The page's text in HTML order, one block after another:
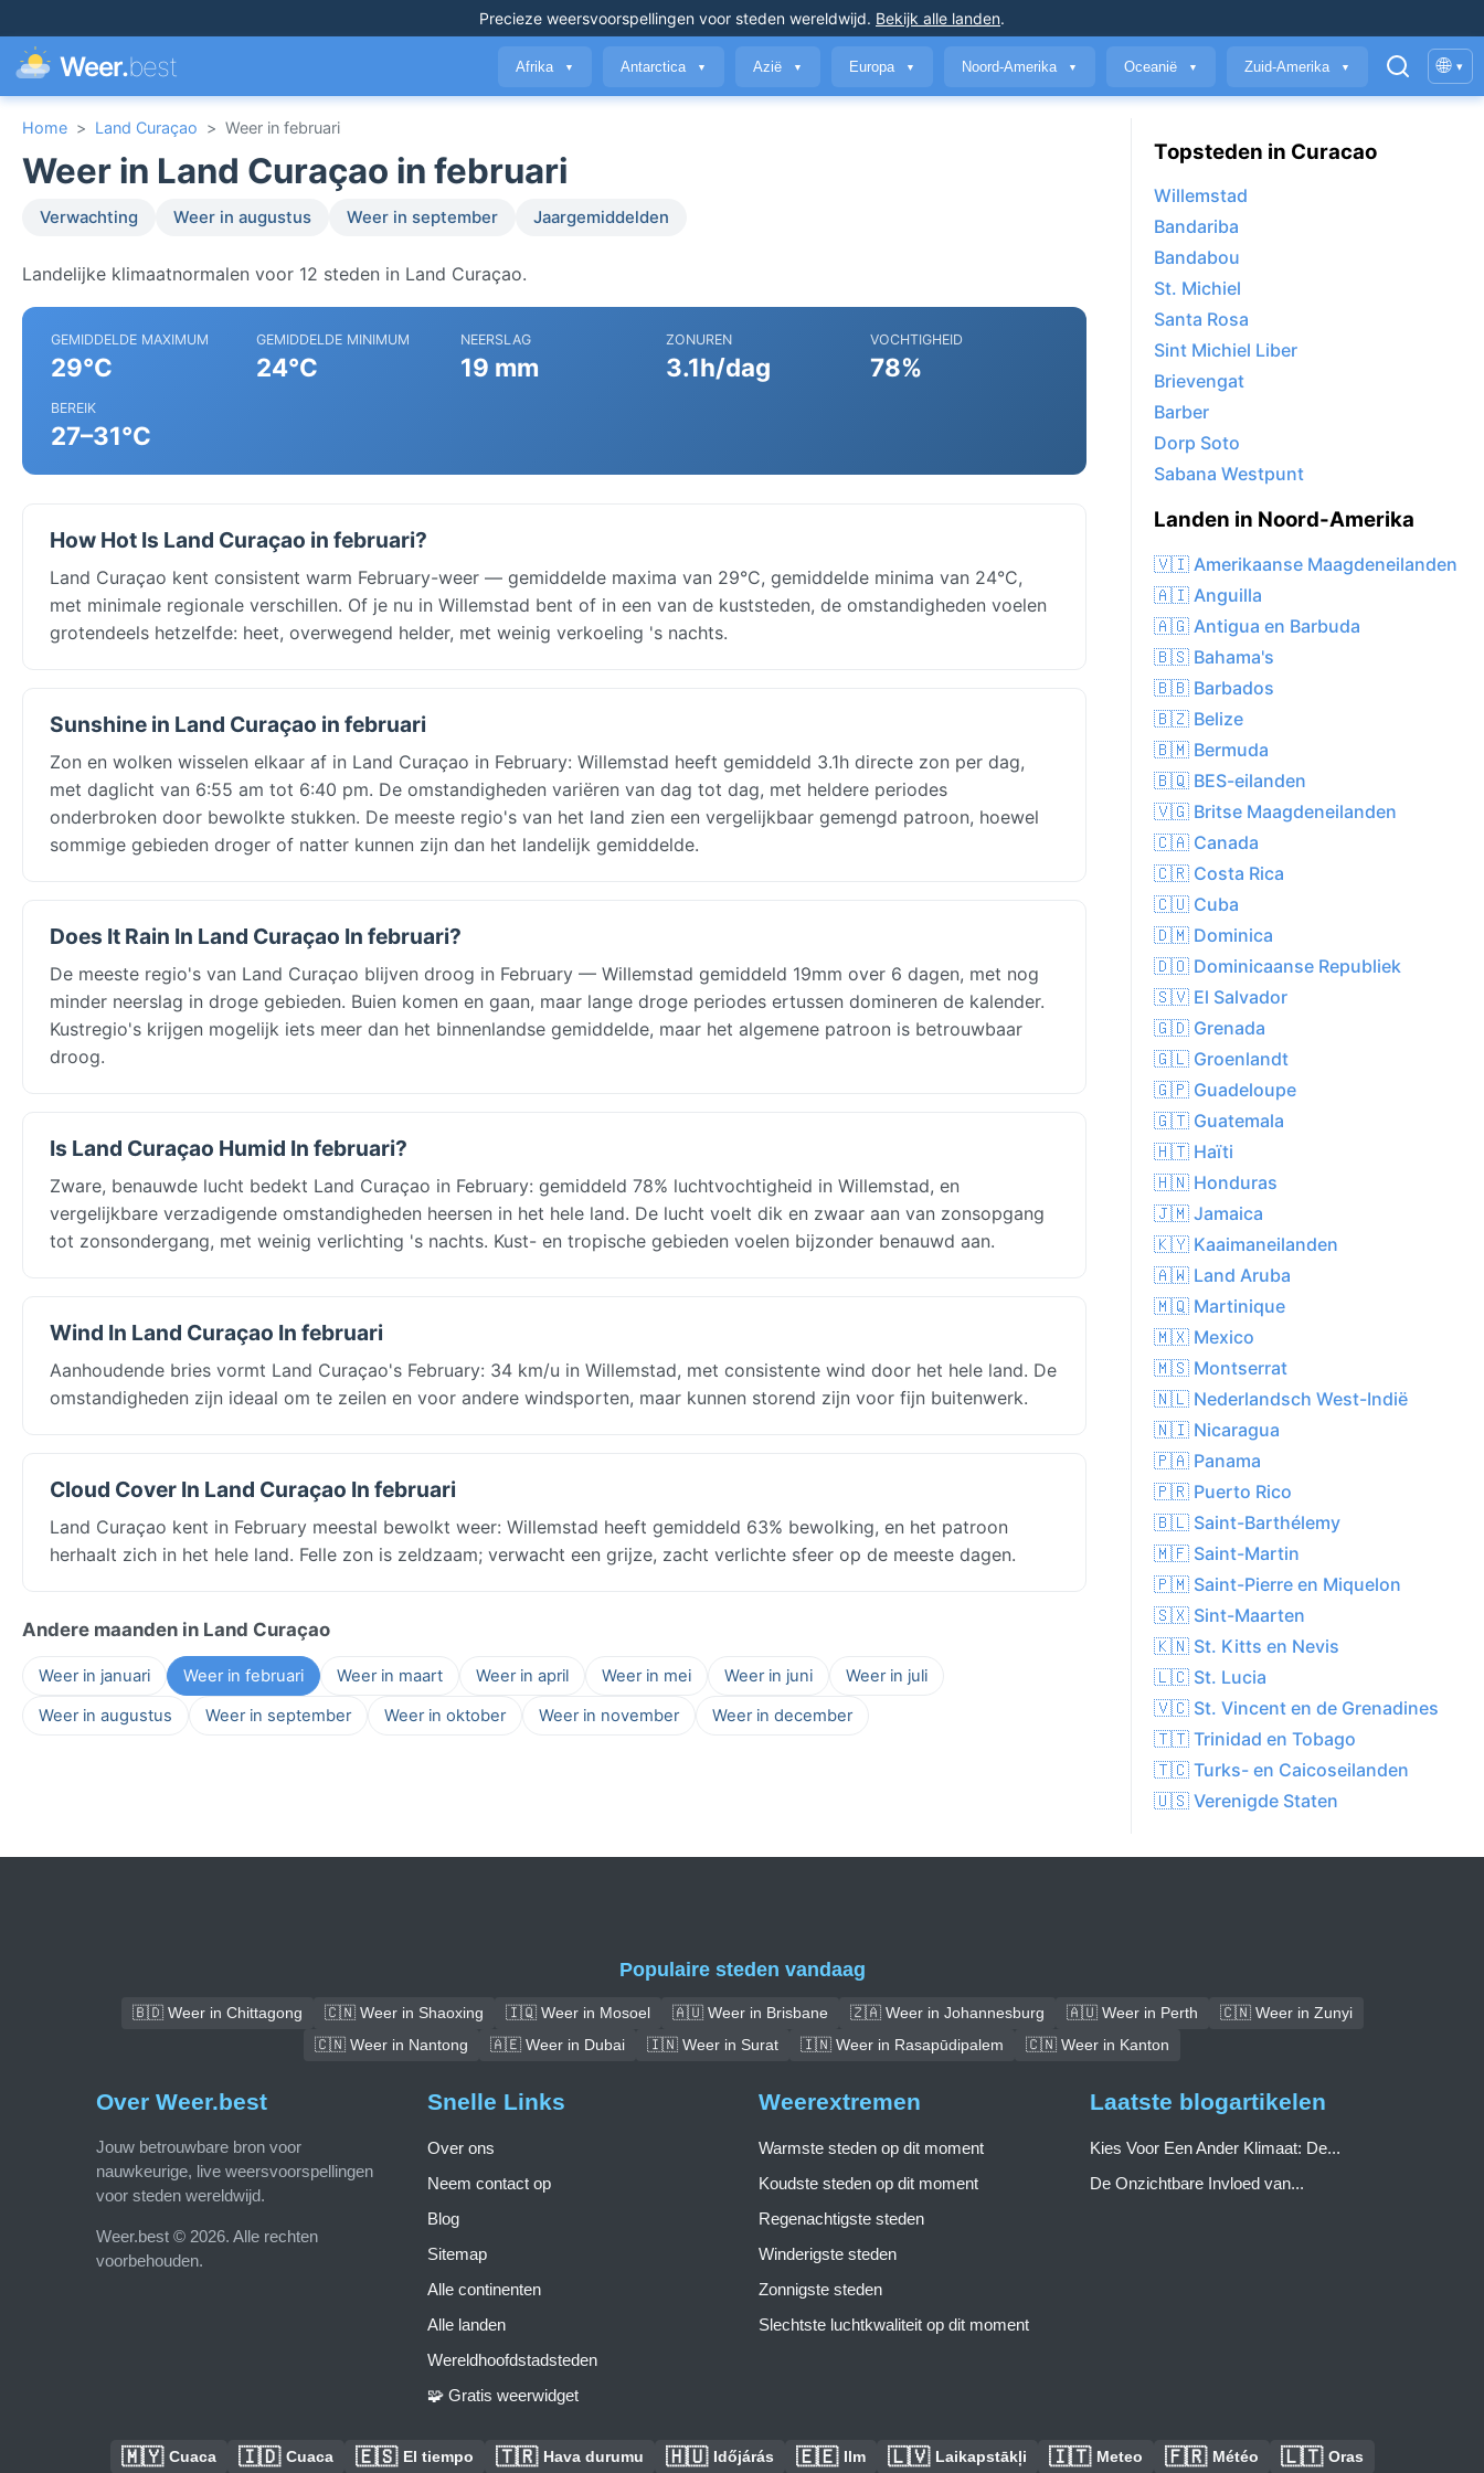
Precieze weersvoorspellingen voor steden wereldwijd. Bekijk alle landen.
Weer.best Afrika ▼ Antarctica ▼ Azië ▼ Europa ▼ Noord-Amerika ▼ Oceanië ▼ Zuid-Amerika ▼ 🌐 ▾
Home > Land Curaçao > Weer in februari
Weer in Land Curaçao in februari
Verwachting Weer in augustus Weer in september Jaargemiddelden
Landelijke klimaatnormalen voor 12 steden in Land Curaçao.
GEMIDDELDE MAXIMUM
29°C
GEMIDDELDE MINIMUM
24°C
NEERSLAG
19 mm
ZONUREN
3.1h/dag
VOCHTIGHEID
78%
BEREIK
27–31°C
How Hot Is Land Curaçao in februari?
Land Curaçao kent consistent warm February-weer — gemiddelde maxima van 29°C, gemiddelde minima van 24°C,
met minimale regionale verschillen. Of je nu in Willemstad bent of in een van de kuststeden, de omstandigheden voelen
grotendeels hetzelfde: heet, overwegend helder, met weinig verkoeling 's nachts.
Sunshine in Land Curaçao in februari
Zon en wolken wisselen elkaar af in Land Curaçao in February: Willemstad heeft gemiddeld 3.1h directe zon per dag,
met daglicht van 6:55 am tot 6:40 pm. De omstandigheden variëren van dag tot dag, met heldere periodes
onderbroken door bewolkte stukken. De meeste regio's van het land zien een vergelijkbaar gemengd patroon, hoewel
sommige gebieden droger of natter kunnen zijn dan het landelijk gemiddelde.
Does It Rain In Land Curaçao In februari?
De meeste regio's van Land Curaçao blijven droog in February — Willemstad gemiddeld 19mm over 6 dagen, met nog
minder neerslag in droge gebieden. Buien komen en gaan, maar lange droge periodes ertussen domineren de kalender.
Kustregio's krijgen mogelijk iets meer dan het binnenlandse gemiddelde, maar het algemene patroon is betrouwbaar
droog.
Is Land Curaçao Humid In februari?
Zware, benauwde lucht bedekt Land Curaçao in February: gemiddeld 78% luchtvochtigheid in Willemstad, en
vergelijkbare verzadigende omstandigheden heersen in het hele land. De lucht voelt dik en zwaar aan van zonsopgang
tot zonsondergang, met weinig verlichting 's nachts. Kust- en tropische gebieden voelen bijzonder benauwd aan.
Wind In Land Curaçao In februari
Aanhoudende bries vormt Land Curaçao's February: 34 km/u in Willemstad, met consistente wind door het hele land. De
omstandigheden zijn ideaal om te zeilen en voor andere windsporten, maar kunnen storend zijn voor fijn buitenwerk.
Cloud Cover In Land Curaçao In februari
Land Curaçao kent in February meestal bewolkt weer: Willemstad heeft gemiddeld 63% bewolking, en het patroon
herhaalt zich in het hele land. Felle zon is zeldzaam; verwacht een grijze, zacht verlichte sfeer op de meeste dagen.
Andere maanden in Land Curaçao
Weer in januari Weer in februari Weer in maart Weer in april Weer in mei Weer in juni
Weer in juli
Weer in augustus
Weer in september Weer in oktober Weer in november Weer in december
Topsteden in Curacao
Willemstad
Bandariba
Bandabou
St. Michiel
Santa Rosa
Sint Michiel Liber
Brievengat
Barber
Dorp Soto
Sabana Westpunt
Landen in Noord-Amerika
🇻🇮 Amerikaanse Maagdeneilanden
🇦🇮 Anguilla
🇦🇬 Antigua en Barbuda
🇧🇸 Bahama's
🇧🇧 Barbados
🇧🇿 Belize
🇧🇲 Bermuda
🇧🇶 BES-eilanden
🇻🇬 Britse Maagdeneilanden
🇨🇦 Canada
🇨🇷 Costa Rica
🇨🇺 Cuba
🇩🇲 Dominica
🇩🇴 Dominicaanse Republiek
🇸🇻 El Salvador
🇬🇩 Grenada
🇬🇱 Groenlandt
🇬🇵 Guadeloupe
🇬🇹 Guatemala
🇭🇹 Haïti
🇭🇳 Honduras
🇯🇲 Jamaica
🇰🇾 Kaaimaneilanden
🇦🇼 Land Aruba
🇲🇶 Martinique
🇲🇽 Mexico
🇲🇸 Montserrat
🇳🇱 Nederlandsch West-Indië
🇳🇮 Nicaragua
🇵🇦 Panama
🇵🇷 Puerto Rico
🇧🇱 Saint-Barthélemy
🇲🇫 Saint-Martin
🇵🇲 Saint-Pierre en Miquelon
🇸🇽 Sint-Maarten
🇰🇳 St. Kitts en Nevis
🇱🇨 St. Lucia
🇻🇨 St. Vincent en de Grenadines
🇹🇹 Trinidad en Tobago
🇹🇨 Turks- en Caicoseilanden
🇺🇸 Verenigde Staten
Populaire steden vandaag
🇧🇩 Weer in Chittagong 🇨🇳 Weer in Shaoxing 🇮🇶 Weer in Mosoel 🇦🇺 Weer in Brisbane 🇿🇦 Weer in Johannesburg 🇦🇺 Weer in Perth
🇨🇳 Weer in Zunyi
🇨🇳 Weer in Nantong
🇦🇪 Weer in Dubai 🇮🇳 Weer in Surat 🇮🇳 Weer in Rasapūdipalem 🇨🇳 Weer in Kanton
Over Weer.best
Jouw betrouwbare bron voor
nauwkeurige, live weersvoorspellingen
voor steden wereldwijd.
Weer.best © 2026. Alle rechten
voorbehouden.
Snelle Links
Over ons
Neem contact op
Blog
Sitemap
Alle continenten
Alle landen
Wereldhoofdstadsteden
🧩 Gratis weerwidget
Weerextremen
Warmste steden op dit moment
Koudste steden op dit moment
Regenachtigste steden
Winderigste steden
Zonnigste steden
Slechtste luchtkwaliteit op dit moment
Laatste blogartikelen
Kies Voor Een Ander Klimaat: De...
De Onzichtbare Invloed van...
🇲🇾 Cuaca 🇮🇩 Cuaca 🇪🇸 El tiempo 🇹🇷 Hava durumu 🇭🇺 Időjárás 🇪🇪 Ilm 🇱🇻 Laikapstākļi 🇮🇹 Meteo 🇫🇷 Météo 🇱🇹 Oras